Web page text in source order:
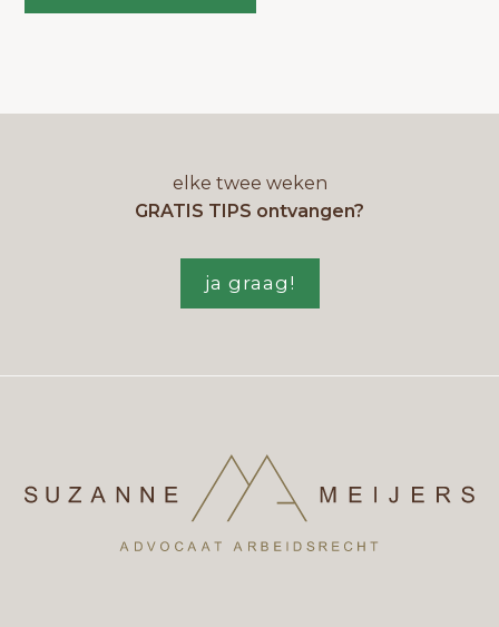
elke twee weken
GRATIS TIPS ontvangen?
ja graag!